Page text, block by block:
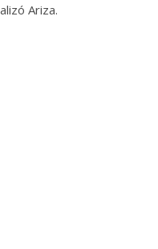
Ariza.